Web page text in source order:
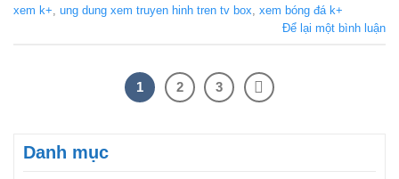
xem k+ ung dung xem truyen hinh tren tv box xem bóng đá k+
Để lại một bình luận
1 2 3
Danh mục